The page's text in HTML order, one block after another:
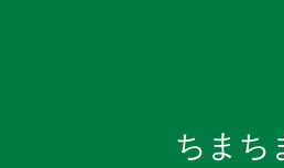
ちまち